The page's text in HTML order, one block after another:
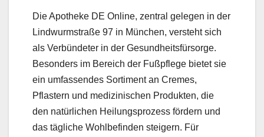
Die Apotheke DE Online, zentral gelegen in der
Lindwurmstraße 97 in München, versteht sich
als Verbündeter in der Gesundheitsfürsorge.
Besonders im Bereich der Fußpflege bietet sie
ein umfassendes Sortiment an Cremes,
Pflastern und medizinischen Produkten, die
den natürlichen Heilungsprozess fördern und
das tägliche Wohlbefinden steigern. Für